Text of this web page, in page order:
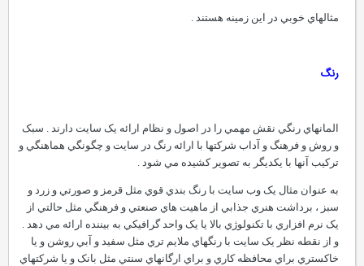
مثالهاي خوبي در این زمینه هستند .
رنگ
المانهاي رنگي نقش مهمي را در اصول و نظام ارائه يک سايت دارند . سبک
و روش و فرهنگ و آداب شرکتها با ارائه رنگ در سايت و چگونگي هماهنگي و
ترکيب آنها با يکديگر به تصوير کشيده مي شود .
به عنوان مثال يک وب سايت با رنگ بندي قوي مثل قرمز و صورتي و زرد و
سبز ، برداشت هنري جذابي از ماهيت هاي صنعتي و فرهنگي مثل حالتي از
يک نرم افزاري با تکنولوژي بالا يا يک واحد گرافيکي به بيننده ارائه مي دهد .
و از نقطه نظر يک سايت با رنگهاي ملايم تري مثل سفيد و آبي روشن و يا
خاکستري براي محافظه کاري و براي ارگانهاي سنتي مثل بانک و يا شرکتهاي